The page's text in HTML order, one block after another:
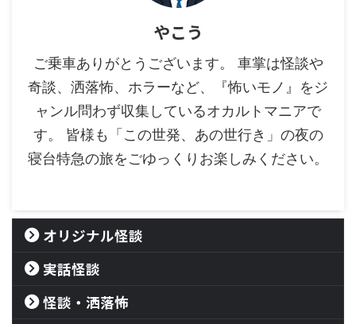
やこう
ご乗車ありがとうございます。 車掌は怪談や
奇談、洒落怖、ホラーなど、『怖いモノ』をジ
ャンル問わず収集しているオカルトマニアで
す。 皆様も「この世発、あの世行き」の夜の
寝台特急の旅をごゆっくりお楽しみください。
オリジナル怪談
実話怪談
怪談・洒落怖